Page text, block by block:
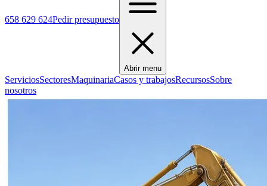
658 629 624Pedir presupuesto
Abrir menu
ServiciosSectoresMaquinariaCasos y trabajosRecursosSobre
nosotros